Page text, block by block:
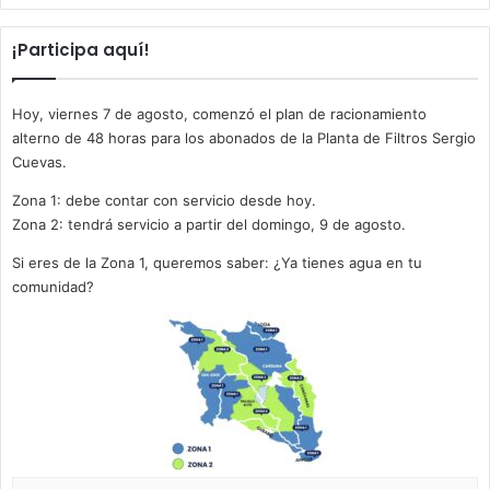
¡Participa aquí!
Hoy, viernes 7 de agosto, comenzó el plan de racionamiento
alterno de 48 horas para los abonados de la Planta de Filtros Sergio
Cuevas.
Zona 1: debe contar con servicio desde hoy.
Zona 2: tendrá servicio a partir del domingo, 9 de agosto.
Si eres de la Zona 1, queremos saber: ¿Ya tienes agua en tu
comunidad?